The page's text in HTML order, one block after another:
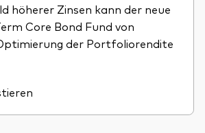
höherer Zinsen kann der neue
Core Bond Fund von
der Portfoliorendite